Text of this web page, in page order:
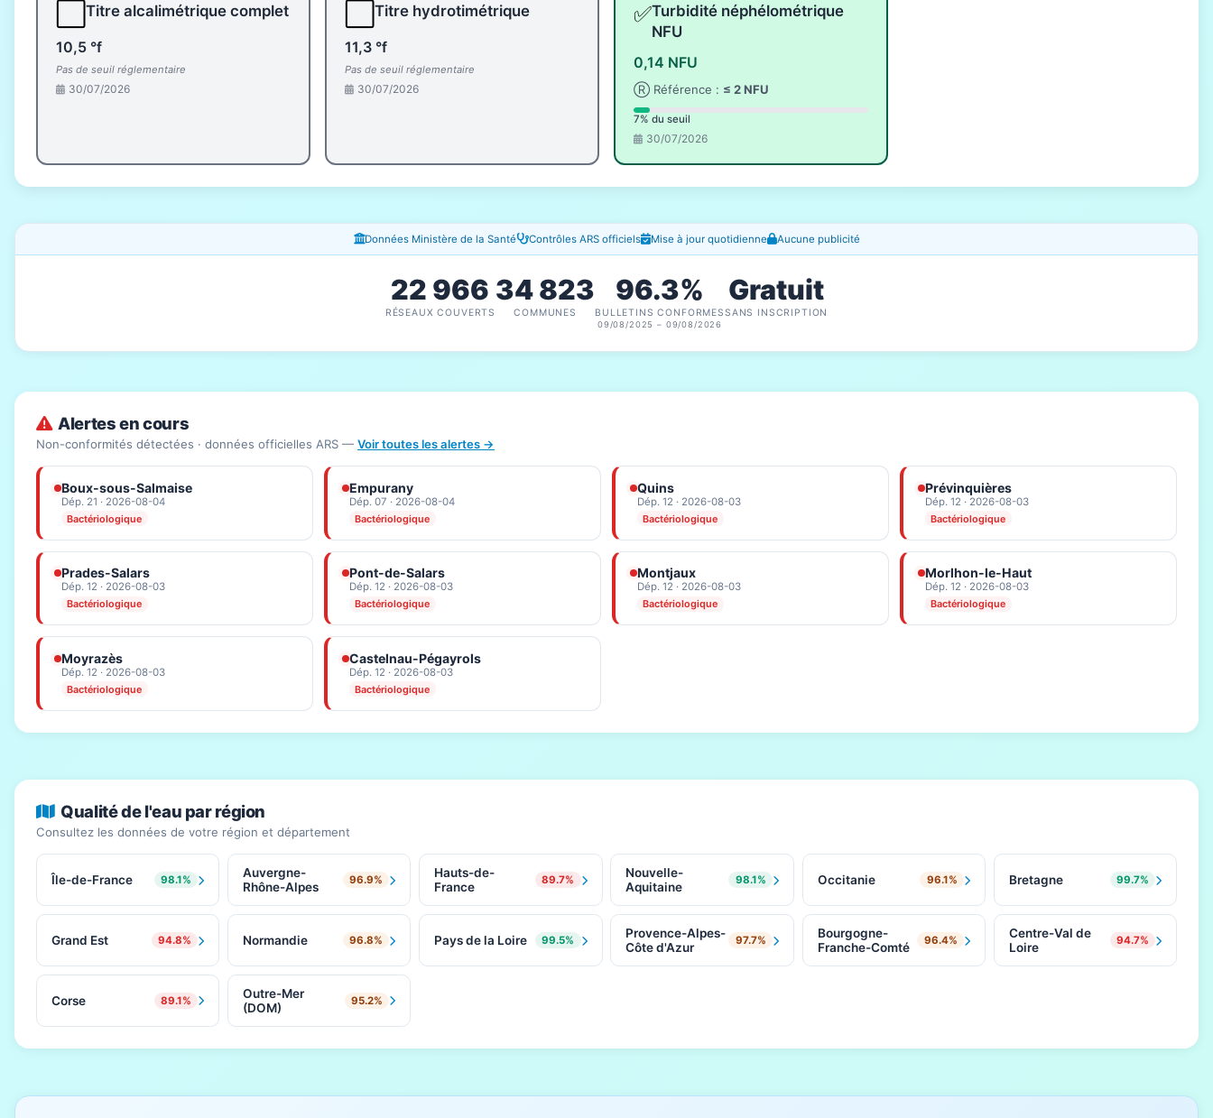
Titre alcalimétrique complet
10,5 °f
Pas de seuil réglementaire
30/07/2026
Titre hydrotimétrique
11,3 °f
Pas de seuil réglementaire
30/07/2026
✅Turbidité néphélométrique
NFU
0,14 NFU
Ⓡ Référence : ≤ 2 NFU
7% du seuil
30/07/2026
Fenêtres d'information Données Ministère de la Santé Contrôles ARS officiels Mise à jour quotidienne Aucune publicité
22 966
RÉSEAUX COUVERTS
34 823
COMMUNES
96.3%
BULLETINS CONFORMES
09/08/2025 – 09/08/2026
Gratuit
SANS INSCRIPTION
Alertes en cours
Non-conformités détectées · données officielles ARS — Voir toutes les alertes →
Boux-sous-Salmaise
Dép. 21 · 2026-08-04
Bactériologique
Empurany
Dép. 07 · 2026-08-04
Bactériologique
Quins
Dép. 12 · 2026-08-03
Bactériologique
Prévinquières
Dép. 12 · 2026-08-03
Bactériologique
Prades-Salars
Dép. 12 · 2026-08-03
Bactériologique
Pont-de-Salars
Dép. 12 · 2026-08-03
Bactériologique
Montjaux
Dép. 12 · 2026-08-03
Bactériologique
Morlhon-le-Haut
Dép. 12 · 2026-08-03
Bactériologique
Moyrazès
Dép. 12 · 2026-08-03
Bactériologique
Castelnau-Pégayrols
Dép. 12 · 2026-08-03
Bactériologique
Qualité de l'eau par région
Consultez les données de votre région et département
Île-de-France 98.1%
Auvergne-
Rhône-Alpes
96.9%
Hauts-de-
France
89.7%
Nouvelle-
Aquitaine
98.1% Occitanie 96.1% Bretagne 99.7%
Grand Est 94.8% Normandie 96.8% Pays de la Loire 99.5%
Provence-Alpes-
Côte d'Azur
97.7%
Bourgogne-
Franche-Comté
96.4%
Centre-Val de
Loire
94.7%
Corse 89.1%
Outre-Mer
(DOM)
95.2%